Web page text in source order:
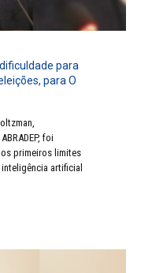
para
para O
foi
primeiros limites
artificial